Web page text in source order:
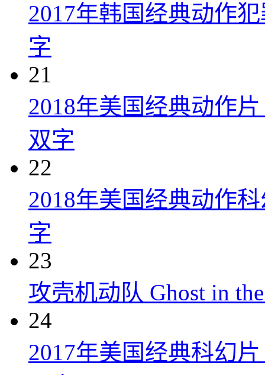
2017年韩国经典动作
字
21
2018年美国经典动作
双字
22
2018年美国经典动作
字
23
攻壳机动队 Ghost in
24
2017年美国经典科幻